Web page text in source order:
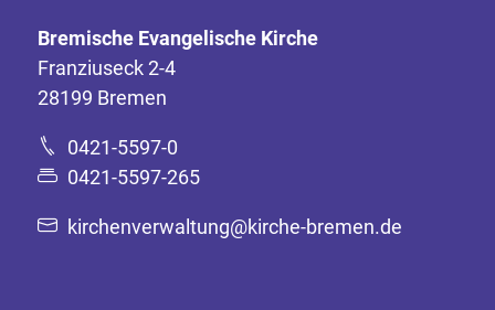
Bremische Evangelische Kirche
Franziuseck 2-4
28199 Bremen
0421-5597-0
0421-5597-265
kirchenverwaltung@kirche-bremen.de